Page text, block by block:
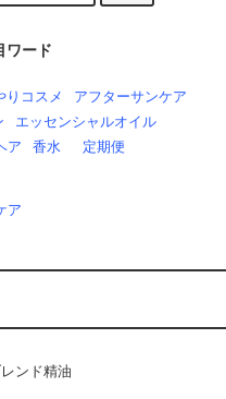
ワード
りコスメ
アフターサンケア
エッセンシャルオイル
ア 香水 定期便
ア
ンド精油